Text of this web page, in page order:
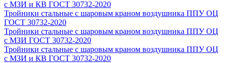
с МЗИ и КВ ГОСТ 30732-2020
Тройники стальные с шаровым краном воздушника ППУ ОЦ
ГОСТ 30732-2020
Тройники стальные с шаровым краном воздушника ППУ ОЦ
с МЗИ ГОСТ 30732-2020
Тройники стальные с шаровым краном воздушника ППУ ОЦ
с МЗИ и КВ ГОСТ 30732-2020